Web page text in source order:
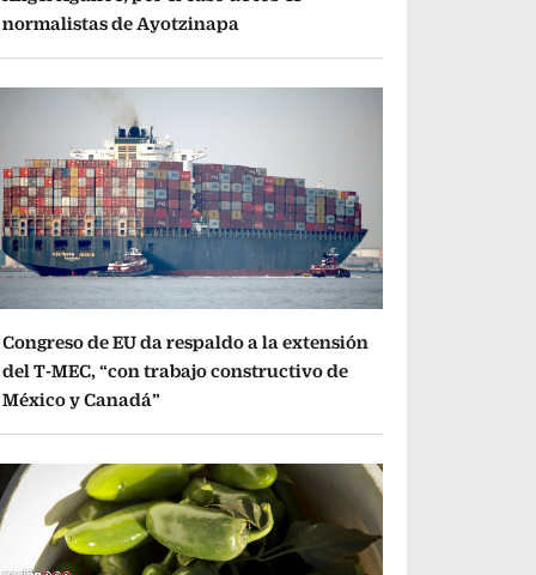
normalistas de Ayotzinapa
Congreso de EU da respaldo a la extensión
del T-MEC, “con trabajo constructivo de
México y Canadá”